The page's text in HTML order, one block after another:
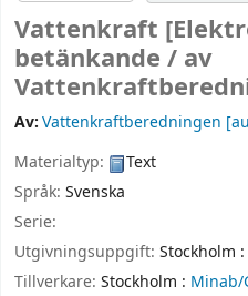
Vattenkraft
betänkande / av
Av:Vattenkraftberedningen
Materialtyp:
Text
Språk: Svenska
Serie:
Utgivningsuppgift: Stockholm :
Tillverkare: Stockholm : Minab/